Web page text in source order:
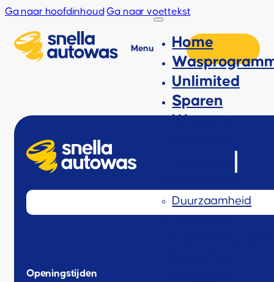
Ga naar hoofdinhoud Ga naar voettekst
Menu
Home
Unlimited
Sparen
Duurzaamheid
Openingstijden